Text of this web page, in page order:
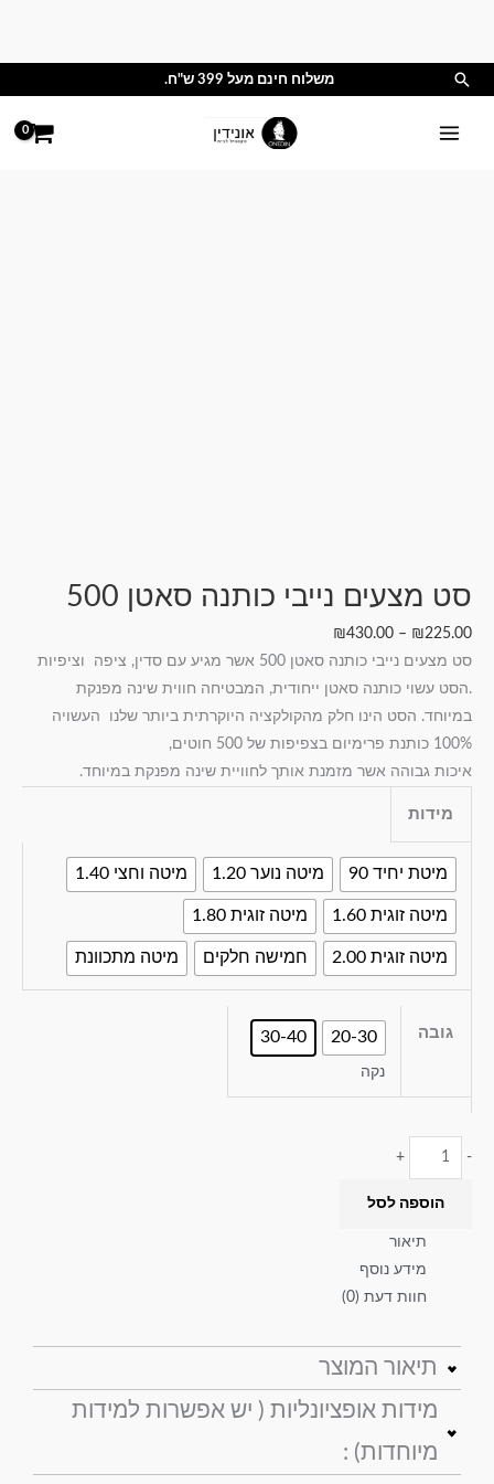
חיפוש משלוח חינם מעל 399 ש"ח.
סט מצעים נייבי כותנה סאטן 500
₪225.00
–
₪430.00
סט מצעים נייבי כותנה סאטן 500 אשר מגיע עם סדין, ציפה וציפיות
.הסט עשוי כותנה סאטן ייחודית, המבטיחה חווית שינה מפנקת
במיוחד. הסט הינו חלק מהקולקציה היוקרתית ביותר שלנו העשויה
100% כותנת פרימיום בצפיפות של 500 חוטים,
איכות גבוהה אשר מזמנת אותך לחוויית שינה מפנקת במיוחד.
מידות
מיטת יחיד 90 מיטה נוער 1.20 מיטה וחצי 1.40
מיטה זוגית 1.60 מיטה זוגית 1.80
מיטה זוגית 2.00 חמישה חלקים מיטה מתכוונת
גובה 20-30
30-40
נקה
-
+
הוספה לסל
תיאור
מידע נוסף
חוות דעת (0)
תיאור המוצר
סט מצעים נייבי כותנה סאטן 500
500 צפיפות בד נעים ונוח.
מידות אופציונליות ( יש אפשרות למידות
מיוחדות) :